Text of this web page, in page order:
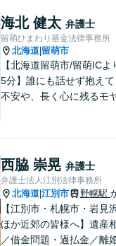
海北 健太 弁護士
留萌ひまわり基金法律事務所
北海道 留萌市
【北海道留萌市/留萌ICよ
5分】誰にも話せず抱え
不安や、長く心に残るモヤ
寧に寄り添いながら、こ
らの一歩を一緒に見つけて
きます。【駐車場あり】【
域密着型】
西脇 崇晃 弁護士
弁護士法人江別法律事務所
北海道 江別市 野幌駅
【江別市・札幌市・岩見
ほか近郊の皆様へ】遺産
／借金問題・過払金／離婚